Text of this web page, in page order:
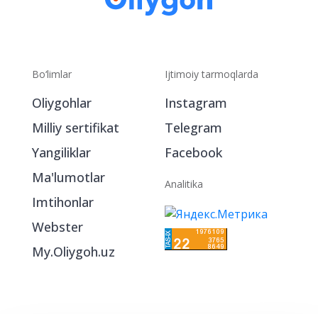
Bo‘limlar
Oliygohlar
Milliy sertifikat
Yangiliklar
Ma'lumotlar
Imtihonlar
Ijtimoiy tarmoqlarda
Instagram
Telegram
Analitika